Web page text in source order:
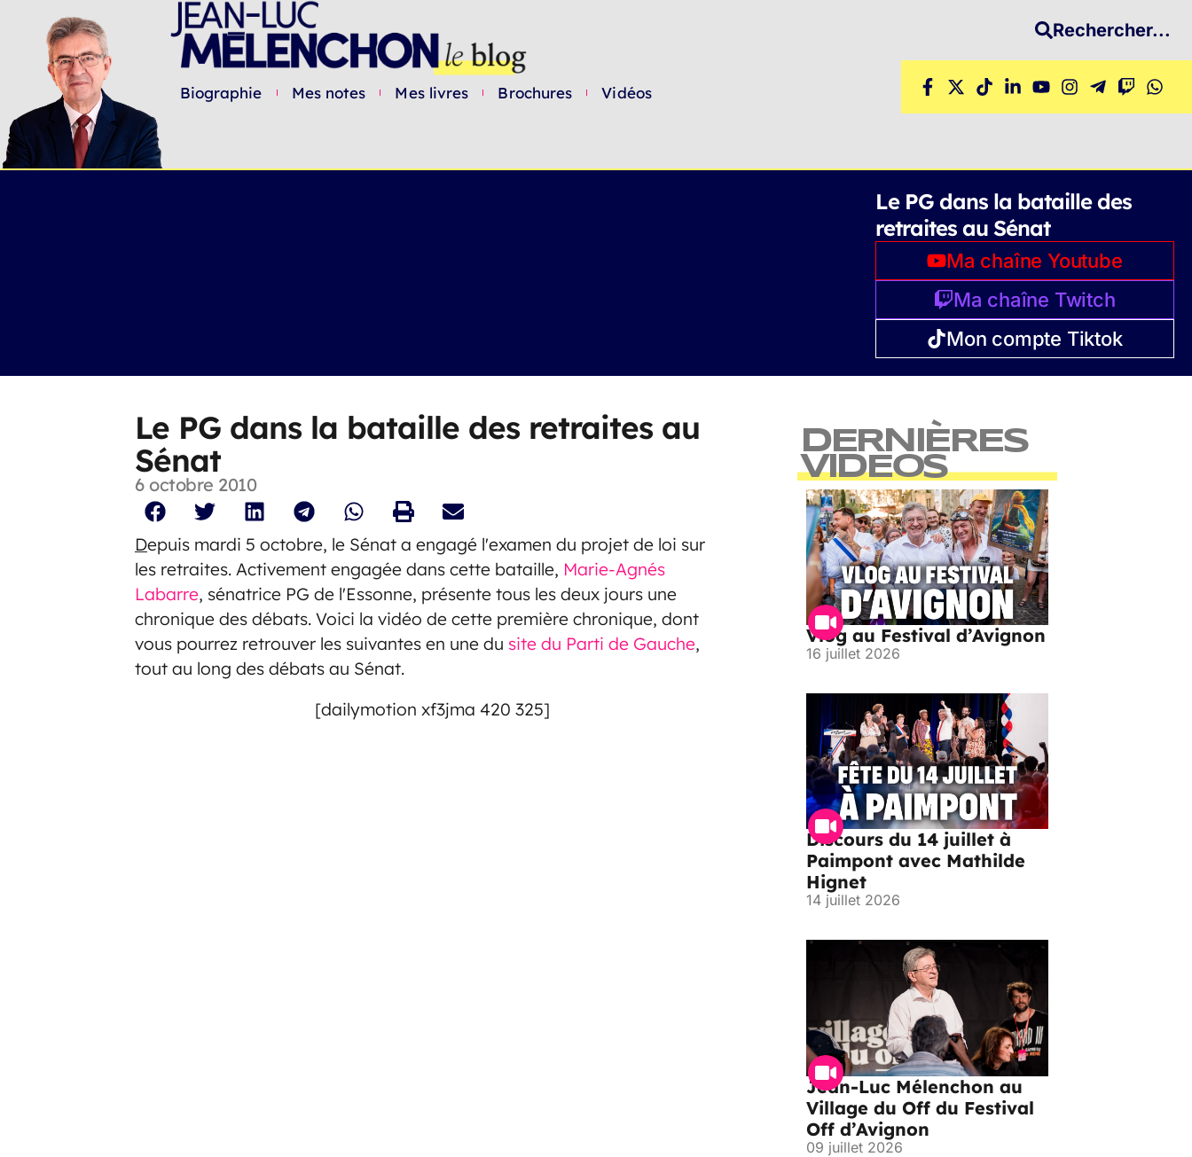
Biographie Mes notes Mes livres Brochures Vidéos
Rechercher...
Le PG dans la bataille des
retraites au Sénat
Ma chaîne Youtube
Ma chaîne Twitch
Mon compte Tiktok
Le PG dans la bataille des retraites au
Sénat
6 octobre 2010
Depuis mardi 5 octobre, le Sénat a engagé l'examen du projet de loi sur
les retraites. Activement engagée dans cette bataille, Marie-Agnés
Labarre, sénatrice PG de l'Essonne, présente tous les deux jours une
chronique des débats. Voici la vidéo de cette première chronique, dont
vous pourrez retrouver les suivantes en une du site du Parti de Gauche,
tout au long des débats au Sénat.
[dailymotion xf3jma 420 325]
DERNIÈRES
VIDEOS
Vlog au Festival d’Avignon
16 juillet 2026
Discours du 14 juillet à
Paimpont avec Mathilde
Hignet
14 juillet 2026
Jean-Luc Mélenchon au
Village du Off du Festival
Off d’Avignon
09 juillet 2026